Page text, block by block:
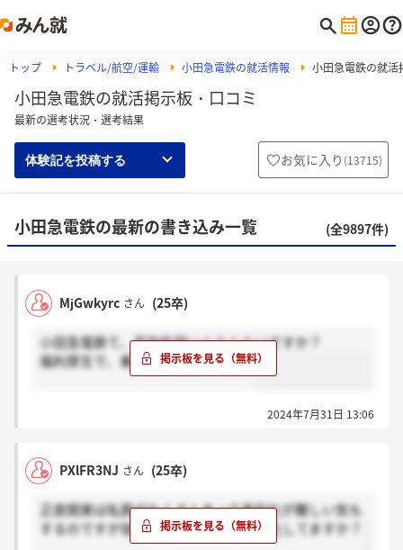
トップ トラベル/航空/運輸 小田急電鉄の就活情報 小田急電鉄の就活
小田急電鉄の就活掲示板・口コミ
最新の選考状況・選考結果
体験記を投稿する お気に入り (13715)
小田急電鉄の最新の書き込み一覧 (全9897件)
MjGwkyrc さん (25卒)
小田急電鉄て、平均年収いくらくらいですか？
福利厚生で、乗り放題何ですかね？
2024年7月31日 13:06
PXlFR3NJ さん (25卒)
正直関東は私鉄がたくさんあって差別化が難しい気も
するのですが皆さんはどのように差別化してますか？